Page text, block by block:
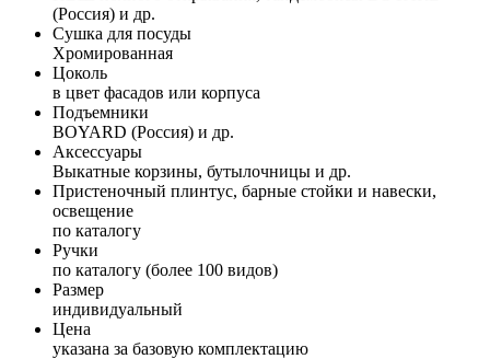
(Россия) и др.
Сушка для посуды
Хромированная
Цоколь
в цвет фасадов или корпуса
Подъемники
BOYARD (Россия) и др.
Аксессуары
Выкатные корзины, бутылочницы и др.
Пристеночный плинтус, барные стойки и навески,
освещение
по каталогу
Ручки
по каталогу (более 100 видов)
Размер
индивидуальный
Цена
указана за базовую комплектацию